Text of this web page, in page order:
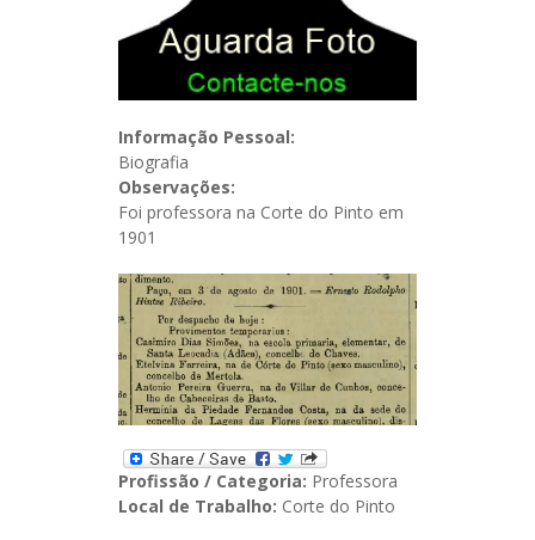
Informação Pessoal:
Biografia
Observações:
Foi professora na Corte do Pinto em
1901
Profissão / Categoria: Professora
Local de Trabalho: Corte do Pinto